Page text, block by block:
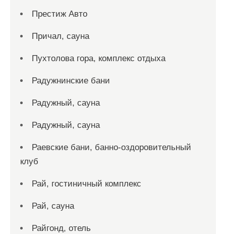
Престиж Авто
Причал, сауна
Пухтолова гора, комплекс отдыха
Радужнинские бани
Радужный, сауна
Радужный, сауна
Раевские бани, банно-оздоровительный
клуб
Рай, гостиничный комплекс
Рай, сауна
Райгонд, отель